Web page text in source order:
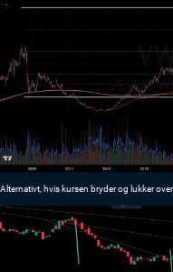
Alternativt, hvis kursen bryder og lukker